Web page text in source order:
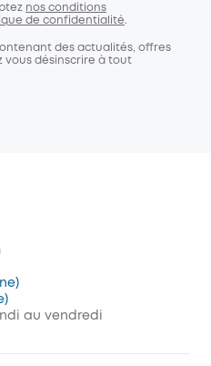
nos conditions
de confidentialité.
des actualités, offres
vous désinscrire à tout
au vendredi